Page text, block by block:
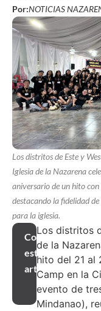
Por:NOTICIAS
Los distritos de Este y
Iglesia de la Nazarena
aniversario de un hito
destacando la fidelidad
para la iglesia.
Compartir
este
artículo
Los distritos
de la
hito del 21 al
Camp en la
evento de
Mindanao),